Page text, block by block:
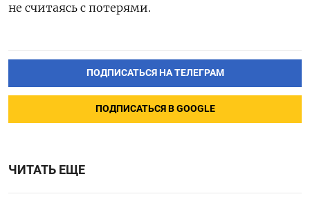
не считаясь с потерями.
ПОДПИСАТЬСЯ НА ТЕЛЕГРАМ
ПОДПИСАТЬСЯ В GOOGLE
ЧИТАТЬ ЕЩЕ